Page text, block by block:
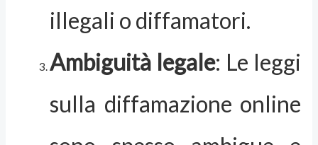
illegali o diffamatori.
Ambiguità legale: Le leggi
sulla diffamazione online